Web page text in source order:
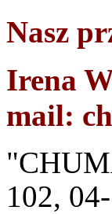
Nasz
Irena
mail:
102,